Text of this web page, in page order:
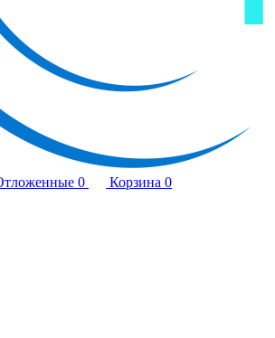
0 Корзина 0